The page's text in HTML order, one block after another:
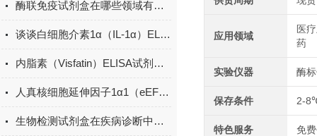
酶联免疫试剂盒在哪些领域有广泛应用？
谈谈白细胞介素1α（IL-1α）ELISA试剂盒的操作步骤
内脂素（Visfatin）ELISA试剂盒的工作原理介绍
人真核细胞延伸因子1α1（eEF1α1） 酶联免疫吸附测定试剂盒
生物检测试剂盒在疾病诊断中的重要性
应用领域
医
药
实验仪器 酶
保存条件 2-
特色服务 免